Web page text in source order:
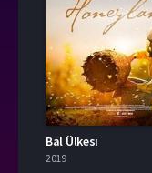
Bal Ülkesi
2019